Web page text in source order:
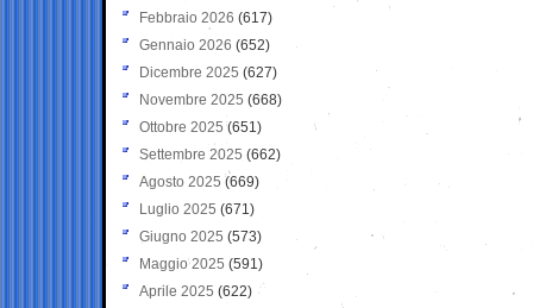
Febbraio 2026 (617)
Gennaio 2026 (652)
Dicembre 2025 (627)
Novembre 2025 (668)
Ottobre 2025 (651)
Settembre 2025 (662)
Agosto 2025 (669)
Luglio 2025 (671)
Giugno 2025 (573)
Maggio 2025 (591)
Aprile 2025 (622)